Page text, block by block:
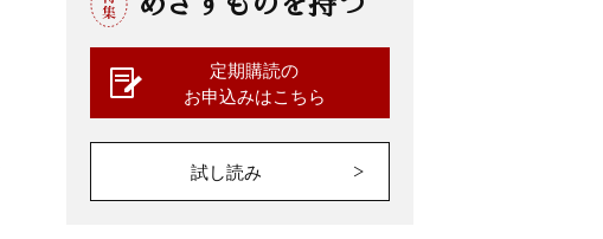
定期購読の
お申込みはこちら
試し読み